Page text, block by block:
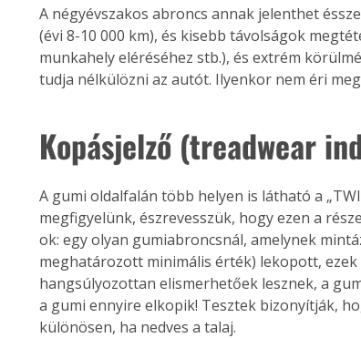
nyaralás, pihenés alatt is
elérhetők lapszámaink. Bárhol,
bármikor, akár külföldön élve
vagy dolgozva is olvashatók az
Ezermester lapszámai. A
A négyévszakos abroncs annak jelenthet
(évi 8-10 000 km), és kisebb távolságok
munkahely eléréséhez stb.), és extrém
tudja nélkülözni az autót. Ilyenkor nem éri
Kopásjelző (treadwear
A gumi oldalfalán több helyen is látható a
megfigyelünk, észrevesszük, hogy ezen a
ok: egy olyan gumiabroncsnál, amelynek
meghatározott minimális érték) lekopott,
hangsúlyozottan elismerhetőek lesznek, a
a gumi ennyire elkopik! Tesztek bizonyítják,
különösen, ha nedves a talaj.